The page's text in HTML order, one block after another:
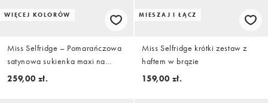
WIĘCEJ KOLORÓW
Miss Selfridge – Pomarańczowa
satynowa sukienka maxi na
ramiączkach z ozdobnym tyłem
259,00 zł.
MIESZAJ I ŁĄCZ
Miss Selfridge krótki zestaw z
haftem w brązie
159,00 zł.